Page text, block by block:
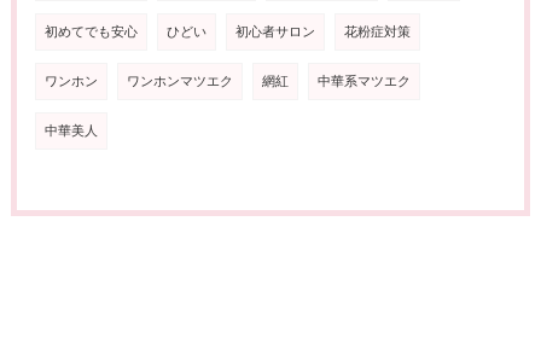
初めてでも安心 ひどい 初心者サロン 花粉症対策
ワンホン ワンホンマツエク 網紅 中華系マツエク
中華美人